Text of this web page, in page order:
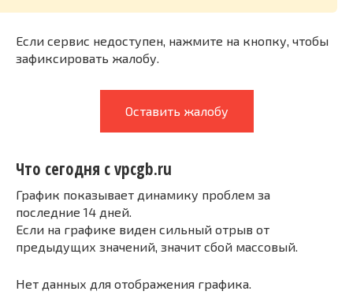
Если сервис недоступен, нажмите на кнопку, чтобы
зафиксировать жалобу.
Оставить жалобу
Что сегодня с vpcgb.ru
График показывает динамику проблем за
последние 14 дней.
Если на графике виден сильный отрыв от
предыдущих значений, значит сбой массовый.
Нет данных для отображения графика.